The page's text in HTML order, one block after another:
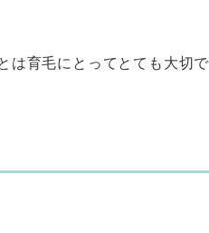
は育毛にとってとても大切で